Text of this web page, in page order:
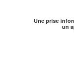
Une prise
un